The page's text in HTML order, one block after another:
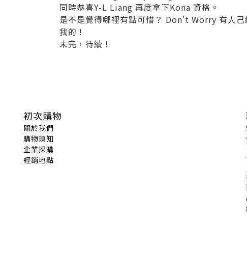
同時恭喜Y-L Liang 再度拿下Kona 資格。
是不是覺得哪裡有點可惜？ Don't Worry 有人
我的！
未完，待續！
初次購物
關於我們
購物須知
企業採購
經銷地點